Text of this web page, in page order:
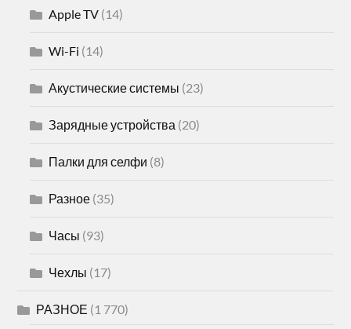
Apple TV (14)
Wi-Fi (14)
Акустические системы (23)
Зарядные устройства (20)
Палки для селфи (8)
Разное (35)
Часы (93)
Чехлы (17)
РАЗНОЕ (1 770)